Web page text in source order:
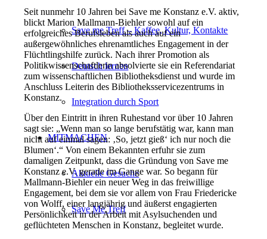
Save me Treff – Kaffee, Kultur, Kontakte
Deutsch lernen
Integration durch Sport
MITMACHEN
Aktuelle Gesuche
Save Me Treff
Seit nunmehr 10 Jahren bei Save me Konstanz e.V. aktiv,
blickt Marion Mallmann-Biehler sowohl auf ein
erfolgreiches Berufsleben als auch auf ein
außergewöhnliches ehrenamtliches Engagement in der
Flüchtlingshilfe zurück. Nach ihrer Promotion als
Politikwissenschaftlerin absolvierte sie ein Referendariat
zum wissenschaftlichen Bibliotheksdienst und wurde im
Anschluss Leiterin des Bibliotheksservicezentrums in
Konstanz.
Über den Eintritt in ihren Ruhestand vor über 10 Jahren
sagt sie: „Wenn man so lange berufstätig war, kann man
nicht auf einmal sagen: ‚So, jetzt gieß‘ ich nur noch die
Blumen‘.“ Von einem Bekannten erfuhr sie zum
damaligen Zeitpunkt, dass die Gründung von Save me
Konstanz e.V. gerade im Gange war. So begann für
Mallmann-Biehler ein neuer Weg in das freiwillige
Engagement, bei dem sie vor allem von Frau Friedericke
von Wolff, einer langjährig und äußerst engagierten
Persönlichkeit in der Arbeit mit Asylsuchenden und
geflüchteten Menschen in Konstanz, begleitet wurde.